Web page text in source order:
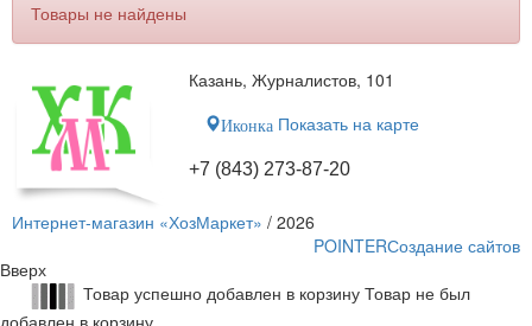
Товары не найдены
Казань, Журналистов, 101
Иконка Показать на карте
+7 (843) 273-87-20
Интернет-магазин «ХозМаркет» / 2026
POINTERСоздание сайтов
Вверх
Товар успешно добавлен в корзину Товар не был
добавлен в корзину.